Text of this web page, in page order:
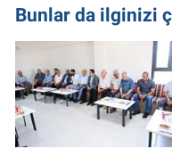
Bunlar da ilginizi